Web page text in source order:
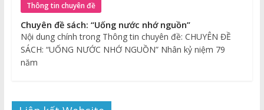
Thông tin chuyên đề
Chuyên đề sách: “Uống nước nhớ nguồn”
Nội dung chính trong Thông tin chuyên đề: CHUYÊN ĐỀ
SÁCH: “UỐNG NƯỚC NHỚ NGUỒN” Nhân kỷ niệm 79
năm